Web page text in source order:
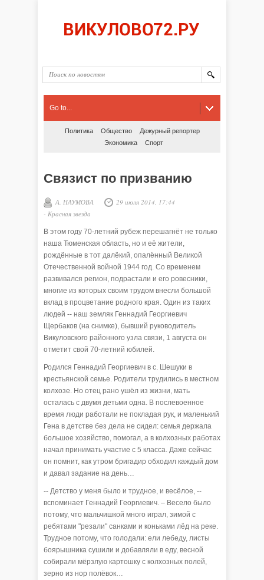
Go to...
Политика Общество
Дежурный репортер
Экономика
Спорт
Связист по призванию
А. НАУМОВА
29 июля 2014, 17:44
- Красная звезда
В этом году 70-летний рубеж перешагнёт не только
наша Тюменская область, но и её жители,
рождённые в тот далёкий, опалённый Великой
Отечественной войной 1944 год. Со временем
развивался регион, подрастали и его ровесники,
многие из которых своим трудом внесли большой
вклад в процветание родного края. Один из таких
людей -- наш земляк Геннадий Георгиевич
Щербаков (на снимке), бывший руководитель
Викуловского районного узла связи, 1 августа он
отметит свой 70-летний юбилей.
Родился Геннадий Георгиевич в с. Шешуки в
крестьянской семье. Родители трудились в местном
колхозе. Но отец рано ушёл из жизни, мать
осталась с двумя детьми одна. В послевоенное
время люди работали не покладая рук, и маленький
Гена в детстве без дела не сидел: семья держала
большое хозяйство, помогал, а в колхозных работах
начал принимать участие с 5 класса. Даже сейчас
он помнит, как утром бригадир обходил каждый дом
и давал задание на день…
-- Детство у меня было и трудное, и весёлое, --
вспоминает Геннадий Георгиевич. – Весело было
потому, что мальчишкой много играл, зимой с
ребятами "резали" санками и коньками лёд на реке.
Трудное потому, что голодали: ели лебеду, листы
боярышника сушили и добавляли в еду, весной
собирали мёрзлую картошку с колхозных полей,
зерно из нор полёвок…